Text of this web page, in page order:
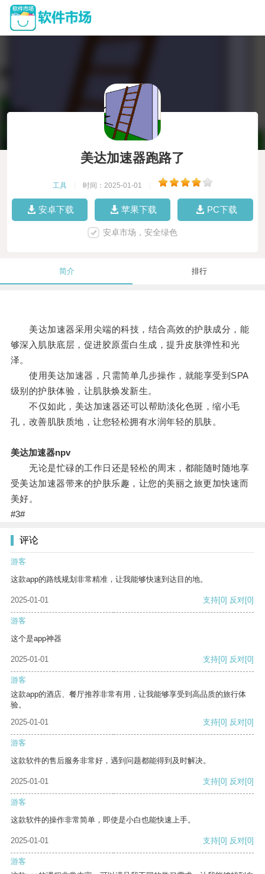
美达加速器跑路了
工具 时间：2025-01-01
安卓下载 苹果下载 PC下载
安卓市场，安全绿色
简介 排行
美达加速器采用尖端的科技，结合高效的护肤成分，能
够深入肌肤底层，促进胶原蛋白生成，提升皮肤弹性和光
泽。
使用美达加速器，只需简单几步操作，就能享受到SPA
级别的护肤体验，让肌肤焕发新生。
不仅如此，美达加速器还可以帮助淡化色斑，缩小毛
孔，改善肌肤质地，让您轻松拥有水润年轻的肌肤。
美达加速器npv
无论是忙碌的工作日还是轻松的周末，都能随时随地享
受美达加速器带来的护肤乐趣，让您的美丽之旅更加快速而
美好。
#3#
评论
游客
这款app的路线规划非常精准，让我能够快速到达目的地。
2025-01-01 支持[0] 反对[0]
游客
这个是app神器
2025-01-01 支持[0] 反对[0]
游客
这款app的酒店、餐厅推荐非常有用，让我能够享受到高品质的旅行体
验。
2025-01-01
支持[0] 反对[0]
游客
这款软件的售后服务非常好，遇到问题都能得到及时解决。
2025-01-01 支持[0] 反对[0]
游客
这款软件的操作非常简单，即使是小白也能快速上手。
2025-01-01 支持[0] 反对[0]
游客